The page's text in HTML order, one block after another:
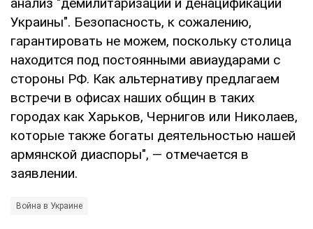
Украины". Безопасность, к сожалению,
гарантировать не можем, поскольку столица
находится под постоянными авиаударами с
стороны РФ. Как альтернативу предлагаем
встречи в офисах наших общин в таких
городах как Харьков, Чернигов или Николаев,
которые также богаты деятельностью нашей
армянской диаспоры", — отмечается в
заявлении.
Война в Украине